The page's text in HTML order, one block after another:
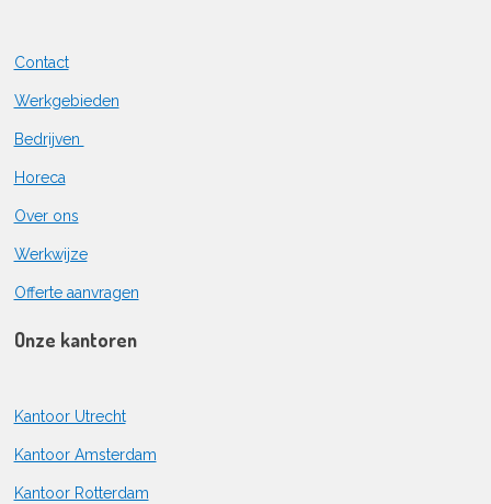
Contact
Werkgebieden
Bedrijven
Horeca
Over ons
Werkwijze
Offerte aanvragen
Onze kantoren
Kantoor Utrecht
Kantoor Amsterdam
Kantoor Rotterdam